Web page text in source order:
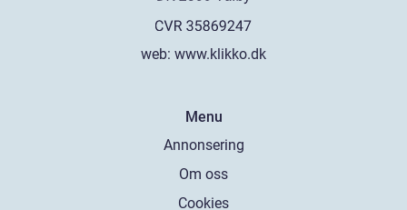
web: www.klikko.dk
Menu
Annonsering
Om oss
Cookies